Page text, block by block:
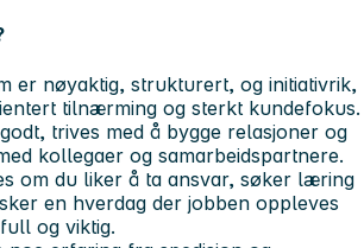
er nøyaktig, strukturert, og initiativrik,
tilnærming og sterkt kundefokus.
trives med å bygge relasjoner og
kollegaer og samarbeidspartnere.
om du liker å ta ansvar, søker læring
en hverdag der jobben oppleves
og viktig.